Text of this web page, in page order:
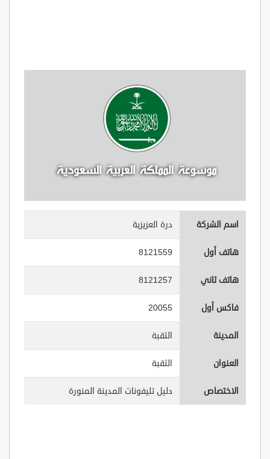
اسم الشركة درة العزيزية
هاتف أول 8121559
هاتف ثاني 8121257
فاكس أول 20055
المدينة الثقبة
العنوان الثقبة
الاختصاص دليل تليفونات المدينة المنورة